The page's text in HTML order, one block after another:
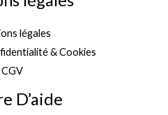
légales
& Cookies
CGV
D’aide